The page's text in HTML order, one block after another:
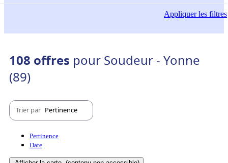
Appliquerles filtres
108 offres pour Soudeur - Yonne
(89)
Trier par Pertinence
Pertinence
Date